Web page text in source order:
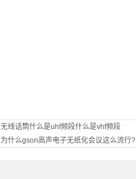
无线话筒什么是uhf频段什么是vhf频段
为什么gson高声电子无纸化会议这么流行?